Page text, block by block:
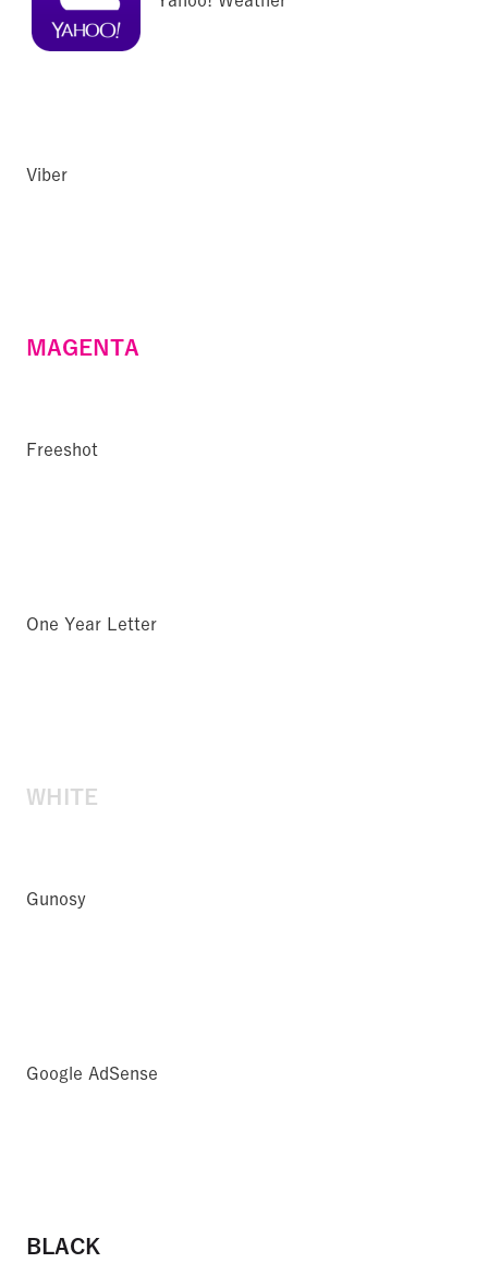
Viber
MAGENTA
Freeshot
One Year Letter
WHITE
Gunosy
Google AdSense
BLACK